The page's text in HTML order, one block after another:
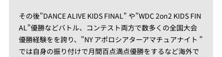
その後”DANCE ALIVE KIDS FINAL” や”WDC 2on2 KIDS FIN
AL”優勝などバトル、コンテスト両方で数多くの全国大会
優勝経験をを誇り、”NY アポロシアターアマチュアナイト ”
では自身の振り付けで月間百点満点優勝をするなど海外で